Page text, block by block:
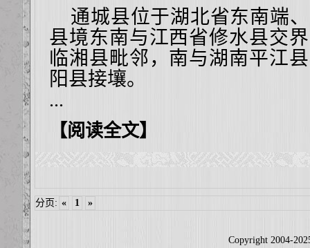
通城县位于湖北省东南端
县境东南与江西省修水县交
临湘县毗邻，南与湖南平江
阳县接壤。
...
【阅读全文】
分页: « 1 »
Copyright 2004-